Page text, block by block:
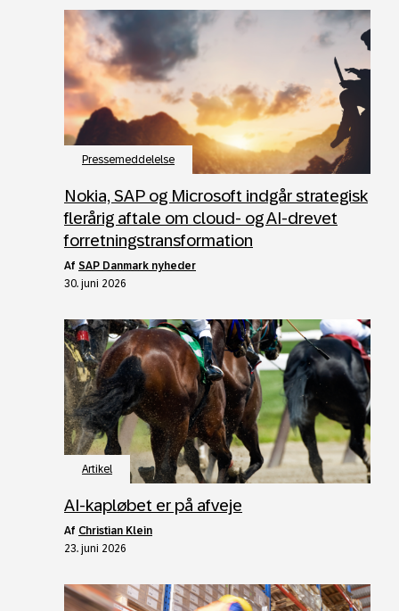
Pressemeddelelse
Nokia, SAP og Microsoft indgår strategisk
flerårig aftale om cloud- og AI-drevet
forretningstransformation
af SAP Danmark nyheder
30. juni 2026
Artikel
AI-kapløbet er på afveje
af Christian Klein
23. juni 2026